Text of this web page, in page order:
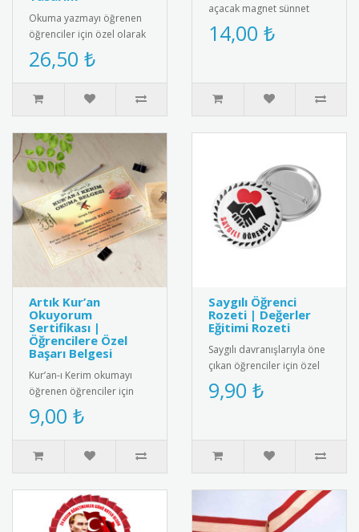
Okuma yazmayı öğrenen
öğrenciler için özel olarak
hazırlanan isimli artık
okuyorum madalyası.
Öğrenc..
26,50 ₺
açacak magnet sünnet
hediyesi. Yüksek kaliteli
mıknatıs ve paslanmaz
14,00 ₺
Artık Kur’an
Okuyorum
Sertifikası |
Öğrencilere Özel
Başarı Belgesi
Kur’an-ı Kerim okumayı
öğrenen öğrenciler için
anlamlı ve şık bir başarı
belgesi. Sınıf içi törenler..
9,00 ₺
Saygılı Öğrenci
Rozeti | Değerler
Eğitimi Rozeti
Saygılı davranışlarıyla öne
çıkan öğrenciler için özel
tasarım rozet. Okulda
olumlu davranışları pek..
9,90 ₺